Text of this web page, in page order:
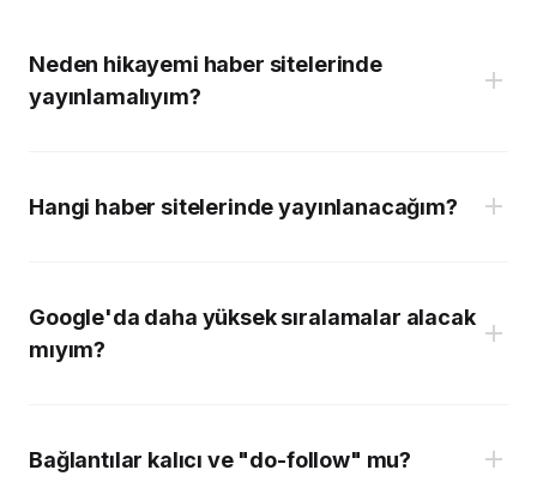
Neden hikayemi haber sitelerinde
yayınlamalıyım?
Hangi haber sitelerinde yayınlanacağım?
Google'da daha yüksek sıralamalar alacak
mıyım?
Bağlantılar kalıcı ve "do-follow" mu?